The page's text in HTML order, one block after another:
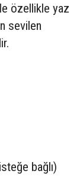
özellikle yaz
sevilen
bağlı)